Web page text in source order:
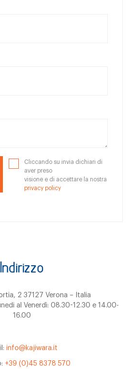
Cliccando su invia dichiari di
aver preso
visione e di accettare la nostra
privacy policy
Indirizzo
2 37127 Verona – Italia
al Venerdì: 08.30-12.30 e 14.00-
16.00
info@kajiwara.it
+39 (0)45 8378 570